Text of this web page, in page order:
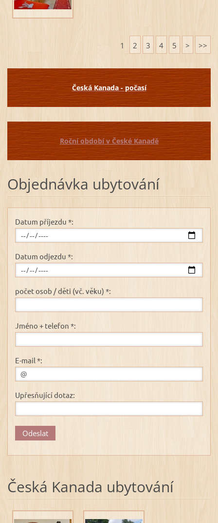
1 2 3 4 5 > >>
Česká Kanada - počasí
Roční období v České Kanadě
Objednávka ubytování
Datum příjezdu *:
Datum odjezdu *:
počet osob / děti (vč. věku) *:
Jméno + telefon *:
E-mail *:
Upřesňující dotaz:
Česká Kanada ubytování